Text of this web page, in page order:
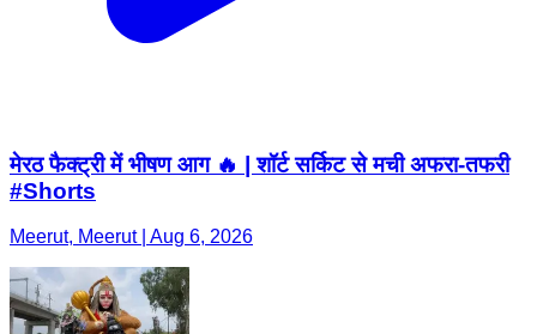
मेरठ फैक्ट्री में भीषण आग 🔥 | शॉर्ट सर्किट से मची अफरा-तफरी
#Shorts
Meerut, Meerut | Aug 6, 2026